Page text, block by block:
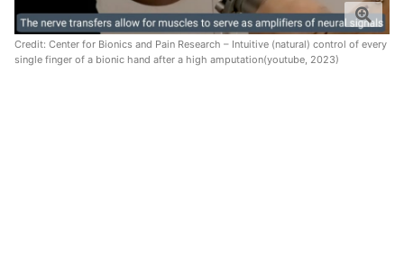
Credit: Center for Bionics and Pain Research – Intuitive (natural) control of every
single finger of a bionic hand after a high amputation(youtube, 2023)